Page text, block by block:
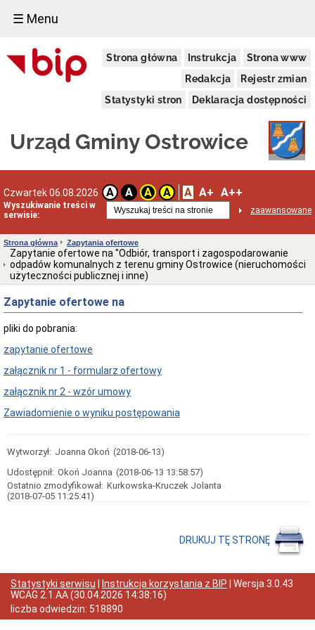
☰ Menu
Strona główna Instrukcja
Strona www
Redakcja
Rejestr zmian
Statystyki stron
Deklaracja dostępności
Urząd Gminy Ostrowice
Czwartek 06.08.2026 A A A A A A+ A++
Wyszukiwanie treści w
serwisie:
zaawansowane
Urząd
Gminy
Dane
Dni
interesantów
w
sprawach
i
wniosków
Regulamin
Organizacyjny
Klauzula
informacyjna
Statut
Gminy
Poradnik
(jak
załatwić?)
Informacja
niesłyszących
ludności
Urząd
Stanu
Komunalna
Mieszkania
Nieruchomości
Ochrona
Strona główna Zapytania ofertowe
Zapytanie ofertowe na "Odbiór, transport i zagospodarowanie
odpadów komunalnych z terenu gminy Ostrowice (nieruchomości
użyteczności publicznej i inne)
Zapytanie ofertowe na
pliki do pobrania:
zapytanie ofertowe
załącznik nr 1 - formularz ofertowy
załącznik nr 2 - wzór umowy
Zawiadomienie o wyniku postępowania
Wytworzył: Joanna Okoń (2018-06-13)
Udostępnił: Okoń Joanna (2018-06-13 13:58:57)
Ostatnio zmodyfikował: Kurkowska-Kruczek Jolanta
(2018-07-05 11:25:41)
DRUKUJ TĘ STRONĘ
Statystyki serwisu Instrukcja korzystania z BIP | Wersja 3.0.43
WCAG 2.1 AA(30.04.2026 14:38:16)
liczba odwiedzin: 518890